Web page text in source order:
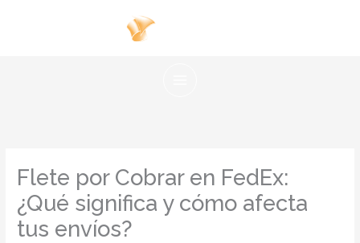
Flete por Cobrar en FedEx:
¿Qué significa y cómo afecta
tus envíos?